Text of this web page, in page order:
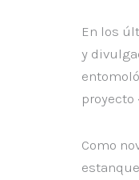
En los
y
Como